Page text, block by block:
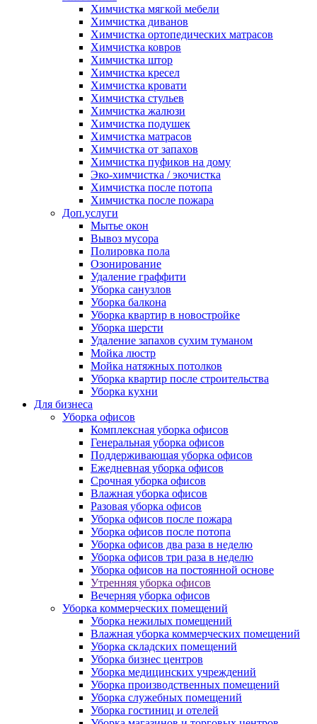
Химчистка мягкой мебели
Химчистка диванов
Химчистка ортопедических матрасов
Химчистка ковров
Химчистка штор
Химчистка кресел
Химчистка кровати
Химчистка стульев
Химчистка жалюзи
Химчистка подушек
Химчистка матрасов
Химчистка от запахов
Химчистка пуфиков на дому
Эко-химчистка / экочистка
Химчистка после потопа
Химчистка после пожара
Доп.услуги
Мытье окон
Вывоз мусора
Полировка пола
Озонирование
Удаление граффити
Уборка санузлов
Уборка балкона
Уборка квартир в новостройке
Уборка шерсти
Удаление запахов сухим туманом
Мойка люстр
Мойка натяжных потолков
Уборка квартир после строительства
Уборка кухни
Для бизнеса
Уборка офисов
Комплексная уборка офисов
Генеральная уборка офисов
Поддерживающая уборка офисов
Ежедневная уборка офисов
Срочная уборка офисов
Влажная уборка офисов
Разовая уборка офисов
Уборка офисов после пожара
Уборка офисов после потопа
Уборка офисов два раза в неделю
Уборка офисов три раза в неделю
Уборка офисов на постоянной основе
Утренняя уборка офисов
Вечерняя уборка офисов
Уборка коммерческих помещений
Уборка нежилых помещений
Влажная уборка коммерческих помещений
Уборка складских помещений
Уборка бизнес центров
Уборка медицинских учреждений
Уборка производственных помещений
Уборка служебных помещений
Уборка гостиниц и отелей